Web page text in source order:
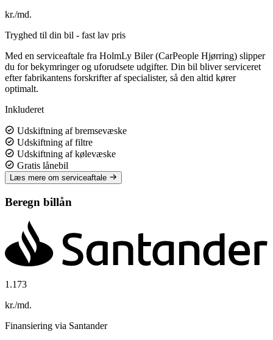
kr./md.
Tryghed til din bil - fast lav pris
Med en serviceaftale fra HolmLy Biler (CarPeople Hjørring) slipper
du for bekymringer og uforudsete udgifter. Din bil bliver serviceret
efter fabrikantens forskrifter af specialister, så den altid kører
optimalt.
Inkluderet
Udskiftning af bremsevæske
Udskiftning af filtre
Udskiftning af kølevæske
Gratis lånebil
Læs mere om serviceaftale
Beregn billån
1.173
kr./md.
Finansiering via Santander